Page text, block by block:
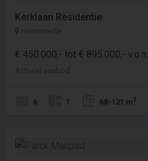
Kerklaan Residentie
Heemstede
€ 450.000,- tot € 895.000,- v.o.n.
Actueel aanbod
6 1 68-121 m2